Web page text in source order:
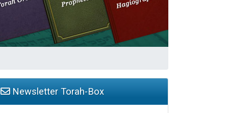
Newsletter Torah-Box